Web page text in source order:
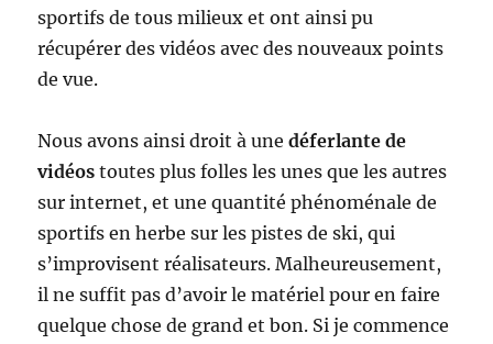
sportifs de tous milieux et ont ainsi pu
récupérer des vidéos avec des nouveaux points
de vue.
Nous avons ainsi droit à unedéferlante de
vidéos toutes plus folles les unes que les autres
sur internet, et une quantité phénoménale de
sportifs en herbe sur les pistes de ski, qui
s’improvisent réalisateurs. Malheureusement,
il ne suffit pas d’avoir le matériel pour en faire
quelque chose de grand et bon. Si je commence